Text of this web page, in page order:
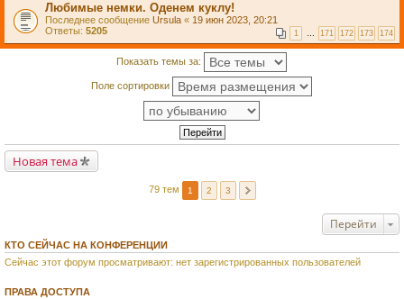
Любимые немки. Оденем куклу!
Последнее сообщение Ursula « 19 июн 2023, 20:21
Ответы: 5205 1 … 171 172 173 174
Показать темы за:
Поле сортировки
Новая тема
79 тем 1 2 3
Перейти
КТО СЕЙЧАС НА КОНФЕРЕНЦИИ
Сейчас этот форум просматривают: нет зарегистрированных пользователей
ПРАВА ДОСТУПА